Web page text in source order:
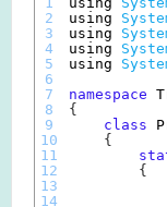
2
3
4
5
6
7
8
9
10
11
12
13
14
using
using
using
using
namespace
{
class
{
{